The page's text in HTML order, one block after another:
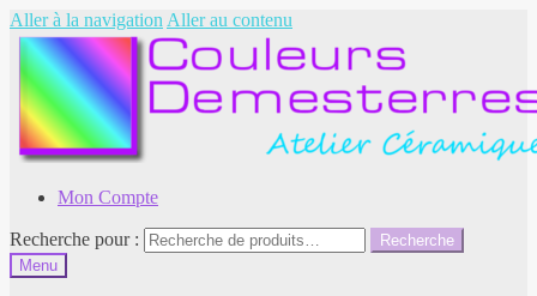
Aller à la navigation Aller au contenu
Mon Compte
Recherche pour :
Recherche
Menu